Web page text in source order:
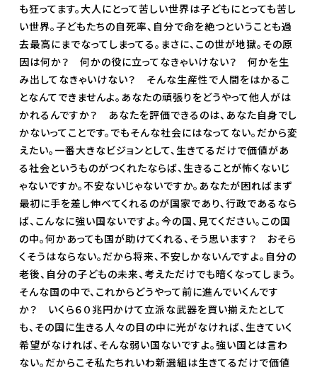
も狂ってます。大人にとって苦しい世界は子どもにとっても苦し
い世界。子どもたちの自死率、自分で命を絶つということも過
去最高にまでなってしまってる。まさに、この世が地獄。その原
因は何か？ 何かの役に立ってなきゃいけない？ 何かを生
み出してなきゃいけない？ そんな生産性で人間をはかるこ
となんてできませんよ。あなたの頑張りをどうやって他人がは
かれるんですか？ あなたを評価できるのは、あなた自身でし
かないってことです。でもそんな社会にはなってない。だから変
えたい。一番大きなビジョンとして、生きてるだけで価値があ
る社会というものがつくれたならば、生きることが怖くないじ
ゃないですか。不安ないじゃないですか。あなたが困ればまず
最初に手を差し伸べてくれるのが国家であり、行政であるなら
ば、こんなに強い国ないですよ。今の国、見てください。この国
の中。何かあっても国が助けてくれる、そう思います？ おそら
くそうはならない。だから将来、不安しかないんですよ。自分の
老後、自分の子どもの未来、考えただけでも暗くなってしまう。
そんな国の中で、これからどうやって前に進んでいくんです
か？ いくら６０兆円かけて立派な武器を買い揃えたとして
も、その国に生きる人々の目の中に光がなければ、生きていく
希望がなければ、そんな弱い国ないですよ。強い国とは言わ
ない。だからこそ私たちれいわ新選組は生きてるだけで価値